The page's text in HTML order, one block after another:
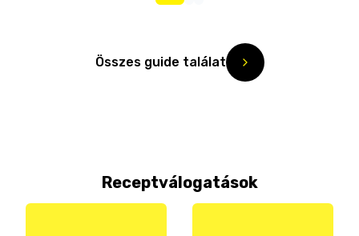
Összes guide találat
Receptválogatások